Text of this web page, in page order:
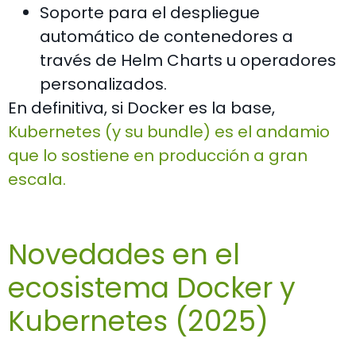
Soporte para el despliegue
automático de contenedores a
través de Helm Charts u operadores
personalizados.
En definitiva, si Docker es la base,
Kubernetes (y su bundle) es el andamio
que lo sostiene en producción a gran
escala.
Novedades en el
ecosistema Docker y
Kubernetes (2025)